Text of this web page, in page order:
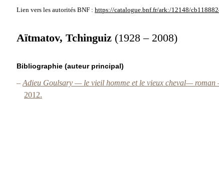
Lien vers les autorités BNF : https://catalogue.bnf.fr/ark:/12148/
Aïtmatov, Tchinguiz (1928 – 2008)
Bibliographie (auteur principal)
– Adieu Goulsary — le vieil homme et le vieux cheval—
2012.